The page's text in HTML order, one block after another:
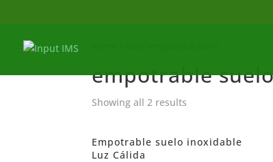
empotrable
Showing all 2 results
Empotrable suelo inoxidable
Luz Cálida